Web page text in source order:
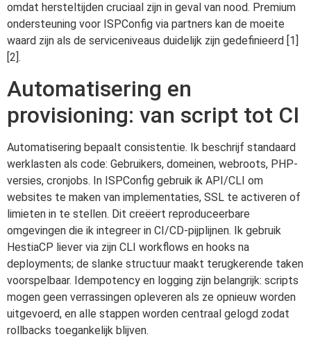
omdat hersteltijden cruciaal zijn in geval van nood. Premium
ondersteuning voor ISPConfig via partners kan de moeite
waard zijn als de serviceniveaus duidelijk zijn gedefinieerd [1]
[2].
Automatisering en
provisioning: van script tot CI
Automatisering bepaalt consistentie. Ik beschrijf standaard
werklasten als code: Gebruikers, domeinen, webroots, PHP-
versies, cronjobs. In ISPConfig gebruik ik API/CLI om
websites te maken van implementaties, SSL te activeren of
limieten in te stellen. Dit creëert reproduceerbare
omgevingen die ik integreer in CI/CD-pijplijnen. Ik gebruik
HestiaCP liever via zijn CLI workflows en hooks na
deployments; de slanke structuur maakt terugkerende taken
voorspelbaar. Idempotency en logging zijn belangrijk: scripts
mogen geen verrassingen opleveren als ze opnieuw worden
uitgevoerd, en alle stappen worden centraal gelogd zodat
rollbacks toegankelijk blijven.